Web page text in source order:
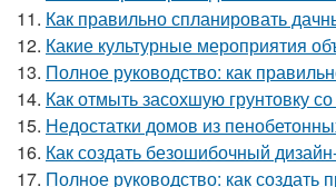
11. Как правильно спланировать
12. Какие культурные мероприятия
13. Полное руководство: как
14. Как отмыть засохшую грунтовку
15. Недостатки домов из
16. Как создать безошибочный
17. Полное руководство: как создать